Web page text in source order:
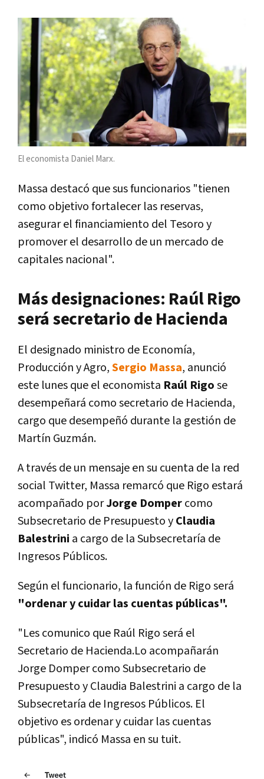
El economista Daniel Marx.
Massa destacó que sus funcionarios "tienen
como objetivo fortalecer las reservas,
asegurar el financiamiento del Tesoro y
promover el desarrollo de un mercado de
capitales nacional".
Más designaciones: Raúl Rigo
será secretario de Hacienda
El designado ministro de Economía,
Producción y Agro,Sergio Massa, anunció
este lunes que el economista Raúl Rigose
desempeñará como secretario de Hacienda,
cargo que desempeñó durante la gestión de
Martín Guzmán.
A través de un mensaje en su cuenta de la red
social Twitter, Massa remarcó que Rigo estará
acompañado porJorge Dompercomo
Subsecretario de Presupuesto yClaudia
Balestrini a cargo de la Subsecretaría de
Ingresos Públicos.
Según el funcionario, la función de Rigo será
"ordenar y cuidar las cuentas públicas".
"Les comunico que Raúl Rigo será el
Secretario de Hacienda.Lo acompañarán
Jorge Domper como Subsecretario de
Presupuesto y Claudia Balestrini a cargo de la
Subsecretaría de Ingresos Públicos. El
objetivo es ordenar y cuidar las cuentas
públicas", indicó Massa en su tuit.